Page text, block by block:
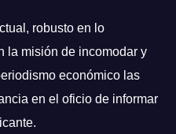
robusto en lo
la misión de incomodar y
económico las
en el oficio de informar